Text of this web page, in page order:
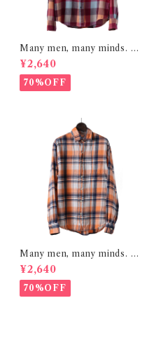
Many men, many minds. レ
ギュラーカラー ネルシャツ チ
ェックシャツ レギュラーフィ
ット レッド系 1925000-6
¥2,640
70%OFF
Many men, many minds. レ
ギュラーカラー ネルシャツ チ
ェックシャツ レギュラーフィ
ット オレンジ系 1925000-8
¥2,640
70%OFF